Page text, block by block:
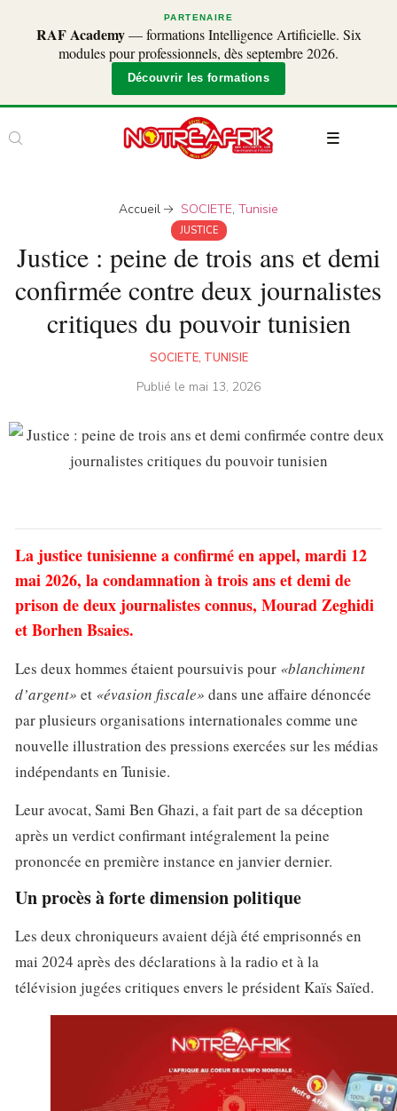
PARTENAIRE
RAF Academy— formations Intelligence Artificielle. Six
modules pour professionnels, dès septembre 2026.
Découvrir les formations
Accueil SOCIETE, Tunisie
JUSTICE
Justice : peine de trois ans et demi
confirmée contre deux journalistes
critiques du pouvoir tunisien
SOCIETE, TUNISIE
Publié le mai 13, 2026
La justice tunisienne a confirmé en appel, mardi 12
mai 2026, la condamnation à trois ans et demi de
prison de deux journalistes connus, Mourad Zeghidi
et Borhen Bsaies.
Les deux hommes étaient poursuivis pour «blanchiment
d’argent» et «évasion fiscale» dans une affaire dénoncée
par plusieurs organisations internationales comme une
nouvelle illustration des pressions exercées sur les médias
indépendants en Tunisie.
Leur avocat, Sami Ben Ghazi, a fait part de sa déception
après un verdict confirmant intégralement la peine
prononcée en première instance en janvier dernier.
Un procès à forte dimension politique
Les deux chroniqueurs avaient déjà été emprisonnés en
mai 2024 après des déclarations à la radio et à la
télévision jugées critiques envers le président Kaïs Saïed.